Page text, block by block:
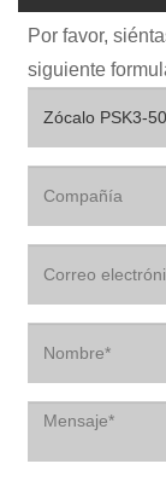
Por favor,
siguiente